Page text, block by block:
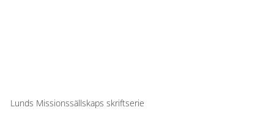
Lunds Missionssällskaps skriftserie